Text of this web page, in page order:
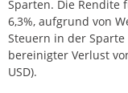
Sparten. Die Rendite
6,3%, aufgrund von
Steuern in der
bereinigter Verlust
USD).